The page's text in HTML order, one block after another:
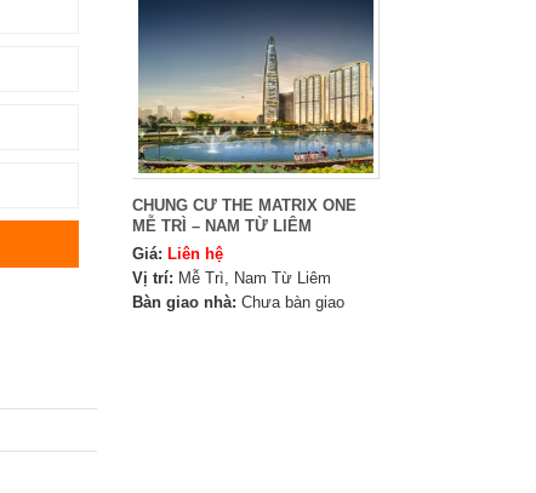
CHUNG CƯ THE MATRIX ONE
MỄ TRÌ – NAM TỪ LIÊM
Giá: Liên hệ
Vị trí: Mễ Trì, Nam Từ Liêm
Bàn giao nhà: Chưa bàn giao